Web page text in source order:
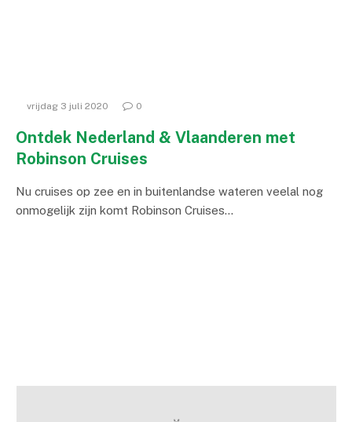
vrijdag 3 juli 2020 0
Ontdek Nederland & Vlaanderen met
Robinson Cruises
Nu cruises op zee en in buitenlandse wateren veelal nog
onmogelijk zijn komt Robinson Cruises…